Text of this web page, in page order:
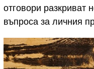
отговори разкриват
въпроса за личния